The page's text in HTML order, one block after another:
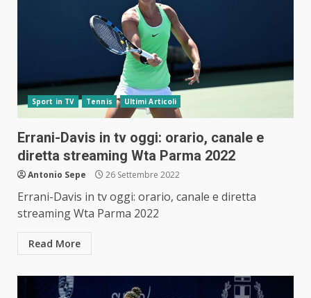
Sport in TV Tennis Ultimi Articoli
Errani-Davis in tv oggi: orario, canale e
diretta streaming Wta Parma 2022
Antonio Sepe 26 Settembre 2022
Errani-Davis in tv oggi: orario, canale e diretta
streaming Wta Parma 2022
Read More